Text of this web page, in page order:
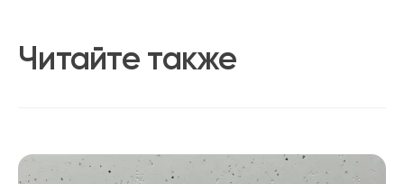
Читайте также